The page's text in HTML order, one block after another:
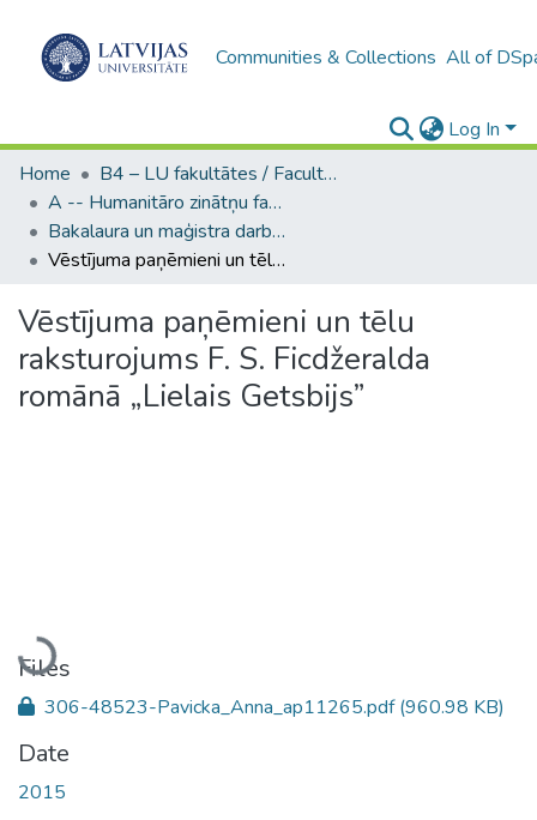
Communities & Collections All of
Log In
Home
B4 – LU fakultātes / Faculties of the UL
A -- Humanitāro zinātņu fakultāte / Faculty of Humanities
Bakalaura un maģistra darbi (HZF) / Bachelor's and Master's theses
Vēstījuma paņēmieni un tēlu raksturojums F. S. Ficdžeralda romānā „Lielais Getsbijs”
Vēstījuma paņēmieni un tēlu
raksturojums F. S. Ficdžeralda
romānā „Lielais Getsbijs”
Loading...
Files
306-48523-Pavicka_Anna_ap11265.pdf(960.98 KB)
Date
2015